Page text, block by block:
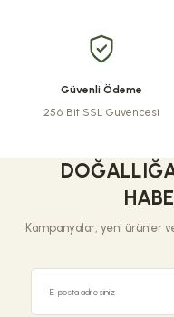
Güvenli Ödeme
256 Bit SSL Güvencesi
Kampanyalar, yeni ürünler